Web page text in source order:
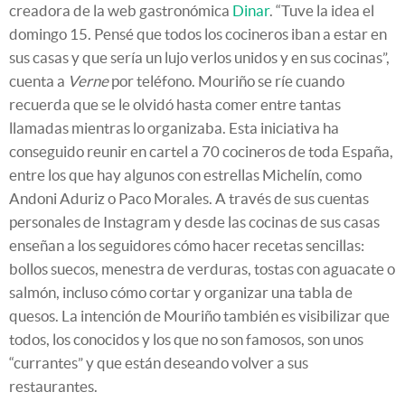
creadora de la web gastronómica Dinar. “Tuve la idea el
domingo 15. Pensé que todos los cocineros iban a estar en
sus casas y que sería un lujo verlos unidos y en sus cocinas”,
cuenta a Vernepor teléfono. Mouriño se ríe cuando
recuerda que se le olvidó hasta comer entre tantas
llamadas mientras lo organizaba. Esta iniciativa ha
conseguido reunir en cartel a 70 cocineros de toda España,
entre los que hay algunos con estrellas Michelín, como
Andoni Aduriz o Paco Morales. A través de sus cuentas
personales de Instagram y desde las cocinas de sus casas
enseñan a los seguidores cómo hacer recetas sencillas:
bollos suecos, menestra de verduras, tostas con aguacate o
salmón, incluso cómo cortar y organizar una tabla de
quesos. La intención de Mouriño también es visibilizar que
todos, los conocidos y los que no son famosos, son unos
“currantes” y que están deseando volver a sus
restaurantes.